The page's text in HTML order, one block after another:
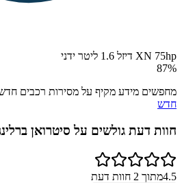
XN 75hp דיזל 1.6 ליטר ידני
87%
מחפשים מידע מקיף על מסירות רכבים
חדש
חוות דעת גולשים על סיטרואן
4.5מתוך 2 חוות דעת